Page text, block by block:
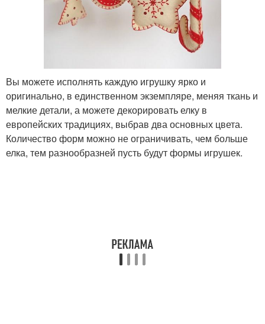
Вы можете исполнять каждую игрушку ярко и
оригинально, в единственном экземпляре, меняя ткань и
мелкие детали, а можете декорировать елку в
европейских традициях, выбрав два основных цвета.
Количество форм можно не ограничивать, чем больше
елка, тем разнообразней пусть будут формы игрушек.